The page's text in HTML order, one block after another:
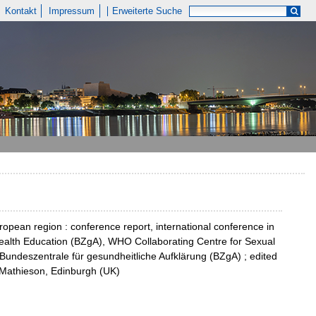
Kontakt Impressum Erweiterte Suche
region : conference report, international conference in
Education (BZgA), WHO Collaborating Centre for Sexual
für gesundheitliche Aufklärung (BZgA) ; edited
Edinburgh (UK)